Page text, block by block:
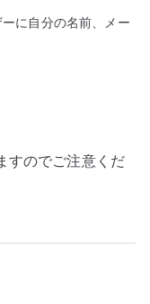
に自分の名前、メー
すのでご注意くだ